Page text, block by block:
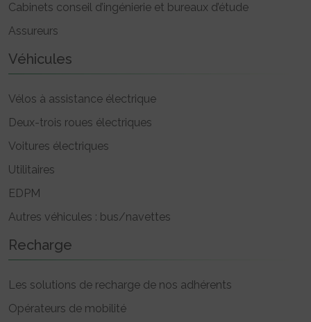
Cabinets conseil d’ingénierie et bureaux d’étude
Assureurs
Véhicules
Vélos à assistance électrique
Deux-trois roues électriques
Voitures électriques
Utilitaires
EDPM
Autres véhicules : bus/navettes
Recharge
Les solutions de recharge de nos adhérents
Opérateurs de mobilité